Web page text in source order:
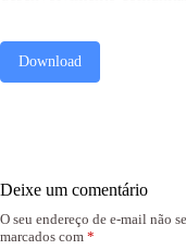
Download
Deixe um comentário
O seu endereço de e-mail não
marcados com *